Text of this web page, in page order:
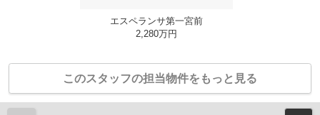
エスペランサ第一宮前
2,280万円
このスタッフの担当物件をもっと見る